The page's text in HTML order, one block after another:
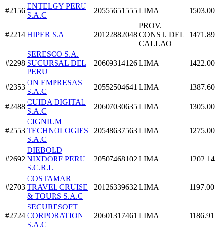
#2156
ENTELGY PERU
S.A.C
20555651555 LIMA 1503.00
#2214 HIPER S.A 20122882048
PROV.
CONST. DEL
CALLAO
1471.89
#2298
SERESCO S.A.
SUCURSAL DEL
PERU
20609314126 LIMA 1422.00
#2353
ON EMPRESAS
S.A.C
20552504641 LIMA 1387.60
#2488
CUIDA DIGITAL
S.A.C
20607030635 LIMA 1305.00
#2553
CIGNIUM
TECHNOLOGIES
S.A.C
20548637563 LIMA 1275.00
#2692
DIEBOLD
NIXDORF PERU
S.C.R.L
20507468102 LIMA 1202.14
#2703
COSTAMAR
TRAVEL CRUISE
& TOURS S.A.C
20126339632 LIMA 1197.00
#2724
SECURESOFT
CORPORATION
S.A.C
20601317461 LIMA 1186.91